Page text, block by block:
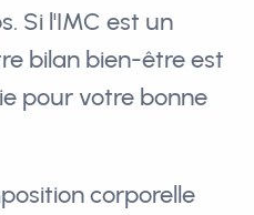
Si l'IMC est un
bilan bien-être est
pour votre bonne
corporelle